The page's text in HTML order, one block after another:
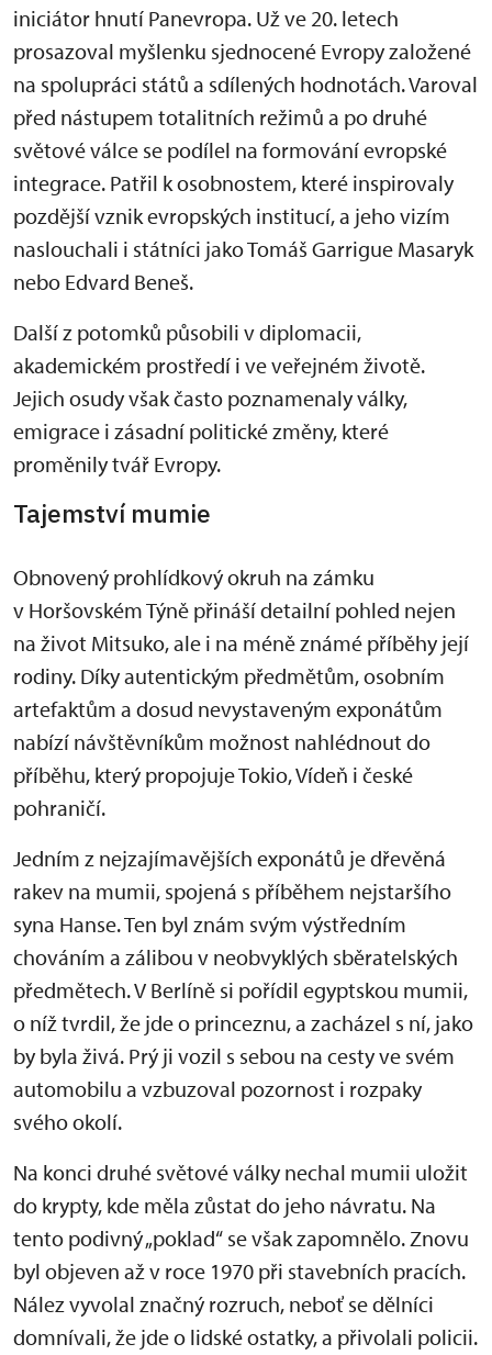
iniciátor hnutí Panevropa. Už ve 20. letech
prosazoval myšlenku sjednocené Evropy založené
na spolupráci států a sdílených hodnotách. Varoval
před nástupem totalitních režimů a po druhé
světové válce se podílel na formování evropské
integrace. Patřil k osobnostem, které inspirovaly
pozdější vznik evropských institucí, a jeho vizím
naslouchali i státníci jako Tomáš Garrigue Masaryk
nebo Edvard Beneš.
Další z potomků působili v diplomacii,
akademickém prostředí i ve veřejném životě.
Jejich osudy však často poznamenaly války,
emigrace i zásadní politické změny, které
proměnily tvář Evropy.
Tajemství mumie
Obnovený prohlídkový okruh na zámku
v Horšovském Týně přináší detailní pohled nejen
na život Mitsuko, ale i na méně známé příběhy její
rodiny. Díky autentickým předmětům, osobním
artefaktům a dosud nevystaveným exponátům
nabízí návštěvníkům možnost nahlédnout do
příběhu, který propojuje Tokio, Vídeň i české
pohraničí.
Jedním z nejzajímavějších exponátů je dřevěná
rakev na mumii, spojená s příběhem nejstaršího
syna Hanse. Ten byl znám svým výstředním
chováním a zálibou v neobvyklých sběratelských
předmětech. V Berlíně si pořídil egyptskou mumii,
o níž tvrdil, že jde o princeznu, a zacházel s ní, jako
by byla živá. Prý ji vozil s sebou na cesty ve svém
automobilu a vzbuzoval pozornost i rozpaky
svého okolí.
Na konci druhé světové války nechal mumii uložit
do krypty, kde měla zůstat do jeho návratu. Na
tento podivný „poklad“ se však zapomnělo. Znovu
byl objeven až v roce 1970 při stavebních pracích.
Nález vyvolal značný rozruch, neboť se dělníci
domnívali, že jde o lidské ostatky, a přivolali policii.